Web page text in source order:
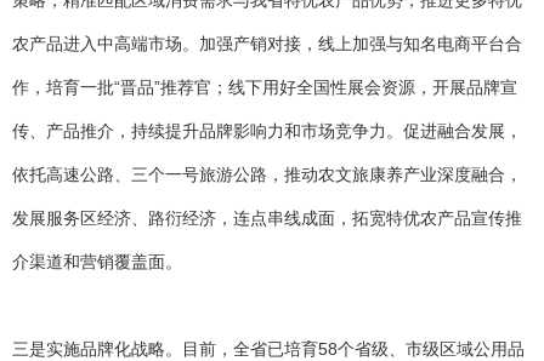
农产品进入中高端市场。加强产销对接，线上加强与知名电商平台合
作，培育一批“晋品”推荐官；线下用好全国性展会资源，开展品牌宣
传、产品推介，持续提升品牌影响力和市场竞争力。促进融合发展，
依托高速公路、三个一号旅游公路，推动农文旅康养产业深度融合，
发展服务区经济、路衍经济，连点串线成面，拓宽特优农产品宣传推
介渠道和营销覆盖面。
三是实施品牌化战略。目前，全省已培育58个省级、市级区域公用品